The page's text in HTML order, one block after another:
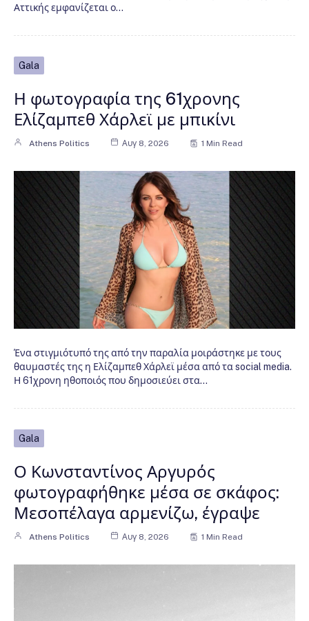
Αττικής εμφανίζεται ο…
Gala
Η φωτογραφία της 61χρονης
Ελίζαμπεθ Χάρλεϊ με μπικίνι
Athens Politics Αυγ 8, 2026 1 Min Read
Ένα στιγμιότυπό της από την παραλία μοιράστηκε με τους
θαυμαστές της η Ελίζαμπεθ Χάρλεϊ μέσα από τα social media.
Η 61χρονη ηθοποιός που δημοσιεύει στα…
Gala
Ο Κωνσταντίνος Αργυρός
φωτογραφήθηκε μέσα σε σκάφος:
Μεσοπέλαγα αρμενίζω, έγραψε
Athens Politics Αυγ 8, 2026 1 Min Read